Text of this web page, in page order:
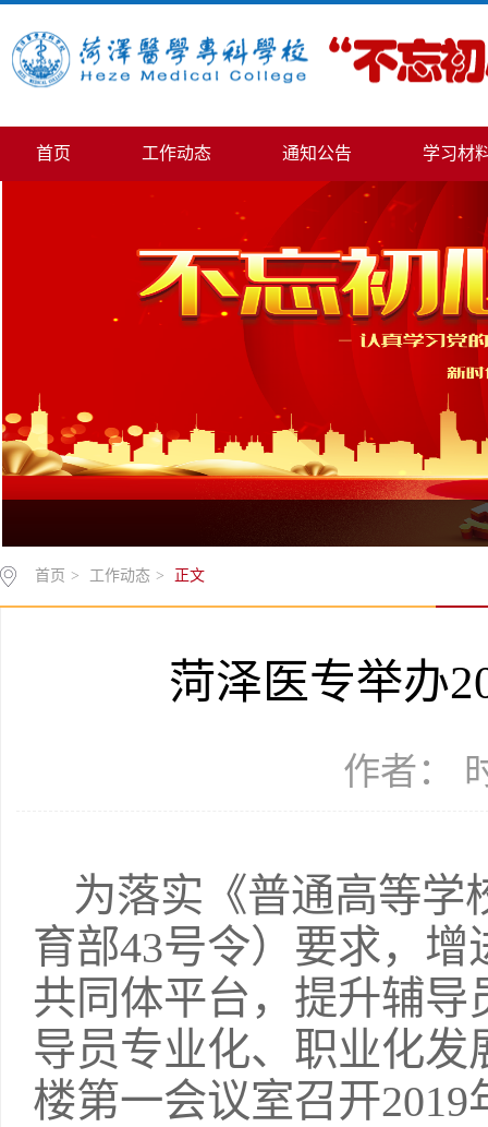
首页 工作动态 通知公告 学习材
首页 > 工作动态 > 正文
菏泽医专举办
作者：
为落实《普通高等学
育部43号令）要求，
共同体平台，提升辅
导员专业化、职业化发
楼第一会议室召开